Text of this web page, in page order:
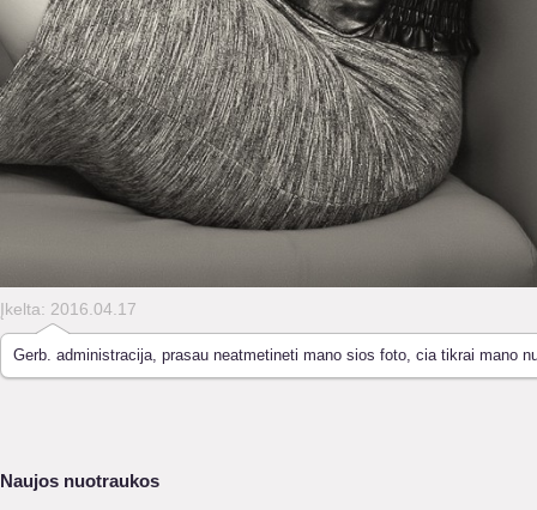
Įkelta: 2016.04.17
Gerb. administracija, prasau neatmetineti mano sios foto, cia tikrai mano
Naujos nuotraukos